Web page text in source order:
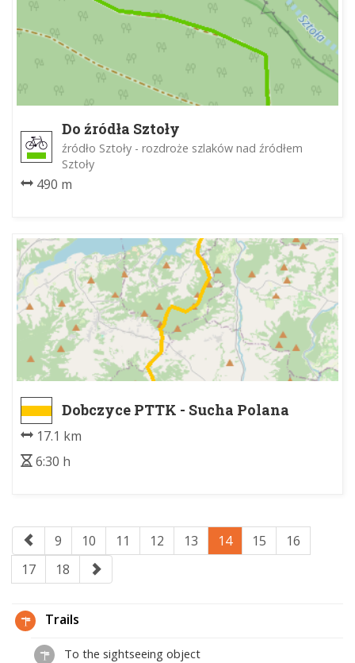
Do źródła Sztoły
źródło Sztoły - rozdroże szlaków nad źródłem
Sztoły
490 m
Dobczyce PTTK - Sucha Polana
17.1 km
6:30 h
9 10 11 12 13 14 15
16
17
18
Trails
To the sightseeing object